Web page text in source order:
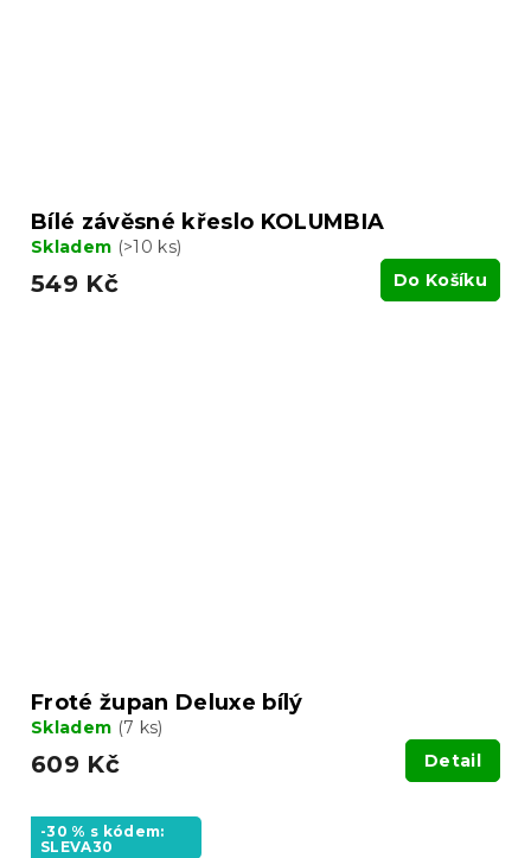
Bílé závěsné křeslo KOLUMBIA
Skladem (>10 ks)
549 Kč Do Košíku
Froté župan Deluxe bílý
Skladem (7 ks)
609 Kč Detail
-30 % s kódem:
SLEVA30